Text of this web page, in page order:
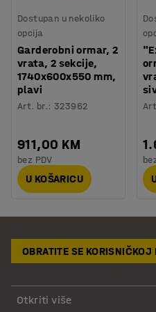
Dostupan u nekoliko
opcija
Garderobni ormar, 2
vrata, 2 sekcije,
1740x600x550 mm,
plavi
Art. br.:323962
911,00 KM
bez PDV
U KOŠARICU
OBRATITE SE KORISNIČKOJ
Otkriti više